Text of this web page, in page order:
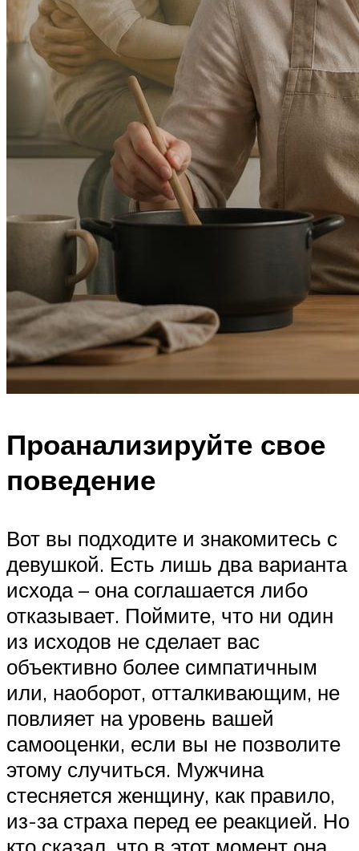
Проанализируйте свое
поведение
Вот вы подходите и знакомитесь с
девушкой. Есть лишь два варианта
исхода – она соглашается либо
отказывает. Поймите, что ни один
из исходов не сделает вас
объективно более симпатичным
или, наоборот, отталкивающим, не
повлияет на уровень вашей
самооценки, если вы не позволите
этому случиться. Мужчина
стесняется женщину, как правило,
из-за страха перед ее реакцией. Но